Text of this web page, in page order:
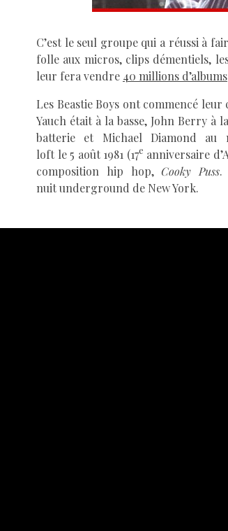
C’est le seul groupe qui a réussi à
folle aux micros, clips démentiels,
leur fera vendre 40 millions d’albums
Les Beastie Boys ont commencé
Yauch était à la basse, John Berry à
batterie et Michael Diamond au
loft le 5 août 1981 (17e anniversaire
composition hip hop,Cooky Puss.
nuit underground de New York.